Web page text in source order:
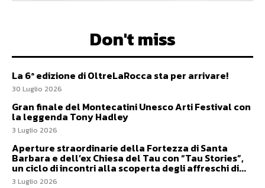
Don't miss
La 6ª edizione di OltreLaRocca sta per arrivare!
30 Luglio 2026
Gran finale del Montecatini Unesco Arti Festival con
la leggenda Tony Hadley
3 Luglio 2026
Aperture straordinarie della Fortezza di Santa
Barbara e dell’ex Chiesa del Tau con “Tau Stories”,
un ciclo di incontri alla scoperta degli affreschi di...
3 Luglio 2026